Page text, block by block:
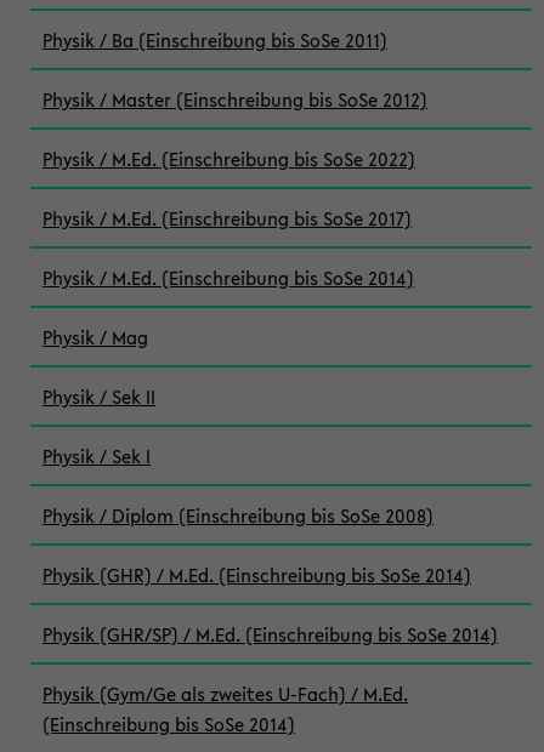
Physik / Ba (Einschreibung bis SoSe 2011)
Physik / Master (Einschreibung bis SoSe 2012)
Physik / M.Ed. (Einschreibung bis SoSe 2022)
Physik / M.Ed. (Einschreibung bis SoSe 2017)
Physik / M.Ed. (Einschreibung bis SoSe 2014)
Physik / Mag
Physik / Sek II
Physik / Sek I
Physik / Diplom (Einschreibung bis SoSe 2008)
Physik (GHR) / M.Ed. (Einschreibung bis SoSe 2014)
Physik (GHR/SP) / M.Ed. (Einschreibung bis SoSe 2014)
Physik (Gym/Ge als zweites U-Fach) / M.Ed.
(Einschreibung bis SoSe 2014)